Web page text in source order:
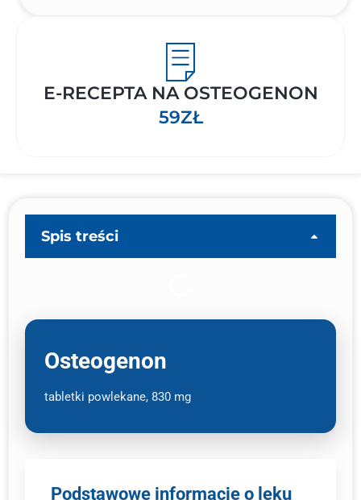
E-RECEPTA NA OSTEOGENON
59ZŁ
Spis treści
Osteogenon
tabletki powlekane, 830 mg
Podstawowe informacje o leku